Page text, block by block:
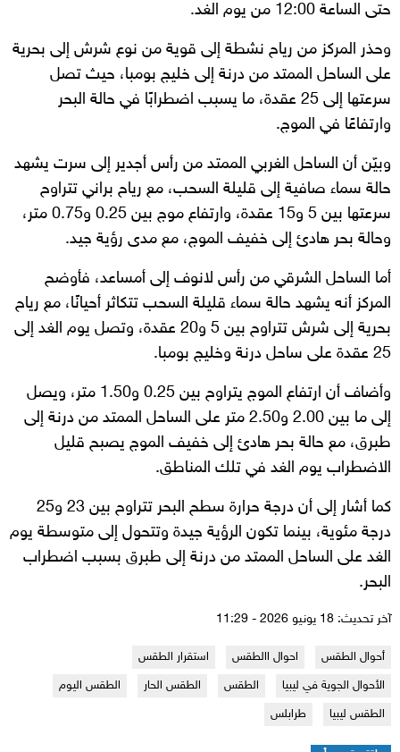
حتى الساعة 12:00 من يوم الغد.
وحذر المركز من رياح نشطة إلى قوية من نوع شرش إلى بحرية
على الساحل الممتد من درنة إلى خليج بومبا، حيث تصل
سرعتها إلى 25 عقدة، ما يسبب اضطرابًا في حالة البحر
وارتفاعًا في الموج.
وبيّن أن الساحل الغربي الممتد من رأس أجدير إلى سرت يشهد
حالة سماء صافية إلى قليلة السحب، مع رياح براني تتراوح
سرعتها بين 5 و15 عقدة، وارتفاع موج بين 0.25 و0.75 متر،
وحالة بحر هادئ إلى خفيف الموج، مع مدى رؤية جيد.
أما الساحل الشرقي من رأس لانوف إلى أمساعد، فأوضح
المركز أنه يشهد حالة سماء قليلة السحب تتكاثر أحيانًا، مع رياح
بحرية إلى شرش تتراوح بين 5 و20 عقدة، وتصل يوم الغد إلى
25 عقدة على ساحل درنة وخليج بومبا.
وأضاف أن ارتفاع الموج يتراوح بين 0.25 و1.50 متر، ويصل
إلى ما بين 2.00 و2.50 متر على الساحل الممتد من درنة إلى
طبرق، مع حالة بحر هادئ إلى خفيف الموج يصبح قليل
الاضطراب يوم الغد في تلك المناطق.
كما أشار إلى أن درجة حرارة سطح البحر تتراوح بين 23 و25
درجة مئوية، بينما تكون الرؤية جيدة وتتحول إلى متوسطة يوم
الغد على الساحل الممتد من درنة إلى طبرق بسبب اضطراب
البحر.
آخر تحديث: 18 يونيو 2026 - 11:29
أحوال الطقس احوال االطقس
استقرار الطقس
الأحوال الجوية في ليبيا
الطقس الطقس الحار
الطقس اليوم
الطقس ليبيا
طرابلس